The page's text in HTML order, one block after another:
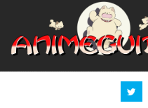
Panneau de gestion des cookies